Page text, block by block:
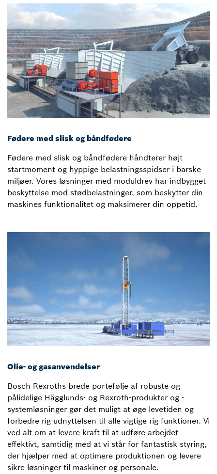
Fødere med slisk og båndfødere
Fødere med slisk og båndfødere håndterer højt
startmoment og hyppige belastningsspidser i barske
miljøer. Vores løsninger med moduldrev har indbygget
beskyttelse mod stødbelastninger, som beskytter din
maskines funktionalitet og maksimerer din oppetid.
Olie- og gasanvendelser
Bosch Rexroths brede portefølje af robuste og
pålidelige Hägglunds- og Rexroth-produkter og -
systemløsninger gør det muligt at øge levetiden og
forbedre rig-udnyttelsen til alle vigtige rig-funktioner. Vi
ved alt om at levere kraft til at udføre arbejdet
effektivt, samtidig med at vi står for fantastisk styring,
der hjælper med at optimere produktionen og levere
sikre løsninger til maskiner og personale.